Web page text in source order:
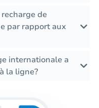
de
par rapport aux
internationale a
la ligne?